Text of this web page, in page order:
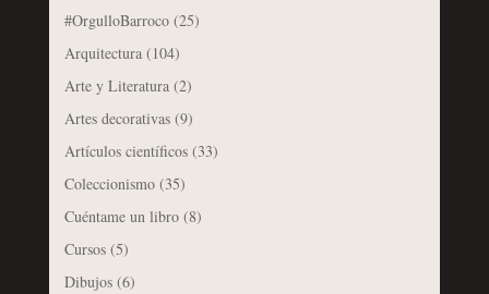
#OrgulloBarroco(25)
Arquitectura(104)
Arte y Literatura(2)
Artes decorativas(9)
Artículos científicos(33)
Coleccionismo(35)
Cuéntame un libro(8)
Cursos(5)
Dibujos(6)